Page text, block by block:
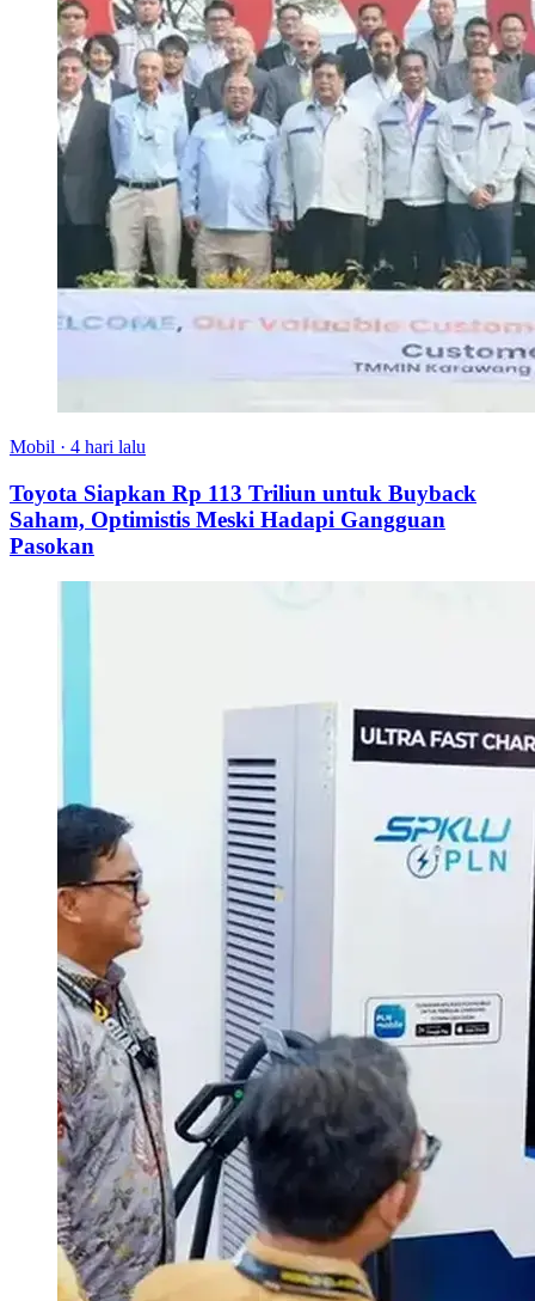
Mobil · 4 hari lalu
Toyota Siapkan Rp 113 Triliun untuk Buyback
Saham, Optimistis Meski Hadapi Gangguan
Pasokan